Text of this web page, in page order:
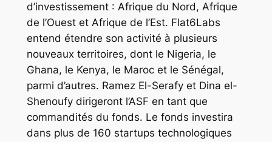
d’investissement : Afrique du Nord, Afrique
de l’Ouest et Afrique de l’Est. Flat6Labs
entend étendre son activité à plusieurs
nouveaux territoires, dont le Nigeria, le
Ghana, le Kenya, le Maroc et le Sénégal,
parmi d’autres. Ramez El-Serafy et Dina el-
Shenoufy dirigeront l’ASF en tant que
commandités du fonds. Le fonds investira
dans plus de 160 startups technologiques